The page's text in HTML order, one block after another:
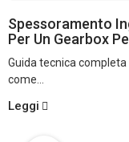
Spessoramento
Per Un Gearbox
Guida tecnica
come...
Leggi